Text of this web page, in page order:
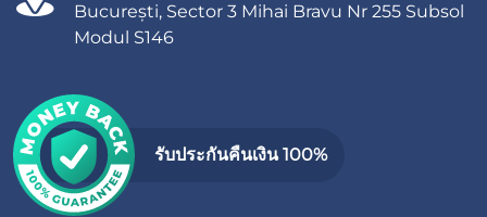
București, Sector 3 Mihai Bravu Nr 255 Subsol
Modul S146
รับประกันคืนเงิน 100%